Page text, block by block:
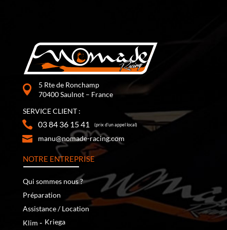
5 Rte de Ronchamp
70400 Saulnot – France
SERVICE CLIENT :
03 84 36 15 41 (prix d’un appel local)
manu@nomade-racing.com
NOTRE ENTREPRISE
Qui sommes nous ?
Préparation
Assistance / Location
Klim ‐ Kriega